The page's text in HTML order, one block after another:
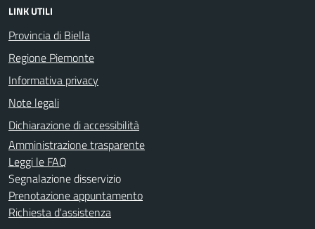
LINK UTILI
Provincia di Biella
Regione Piemonte
Informativa privacy
Note legali
Dichiarazione di accessibilità
Amministrazione trasparente
Leggi le FAQ
Segnalazione disservizio
Prenotazione appuntamento
Richiesta d'assistenza